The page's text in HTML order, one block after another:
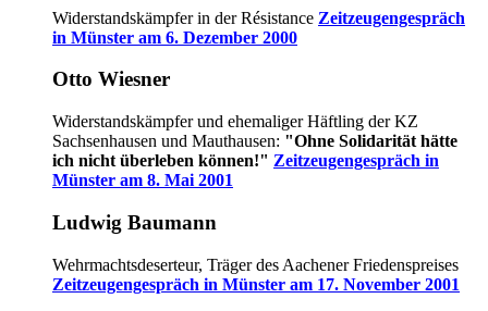
Widerstandskämpfer in der Résistance Zeitzeugengespräch
in Münster am 6. Dezember 2000
Otto Wiesner
Widerstandskämpfer und ehemaliger Häftling der KZ
Sachsenhausen und Mauthausen: "Ohne Solidarität hätte
ich nicht überleben können!" Zeitzeugengespräch in
Münster am 8. Mai 2001
Ludwig Baumann
Wehrmachtsdeserteur, Träger des Aachener Friedenspreises
Zeitzeugengespräch in Münster am 17. November 2001